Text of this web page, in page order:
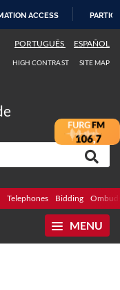
ACCESS
PORTUGUÊS ESPAÑOL
HIGH CONTRAST SITE MAP
Telephones Bidding
MENU